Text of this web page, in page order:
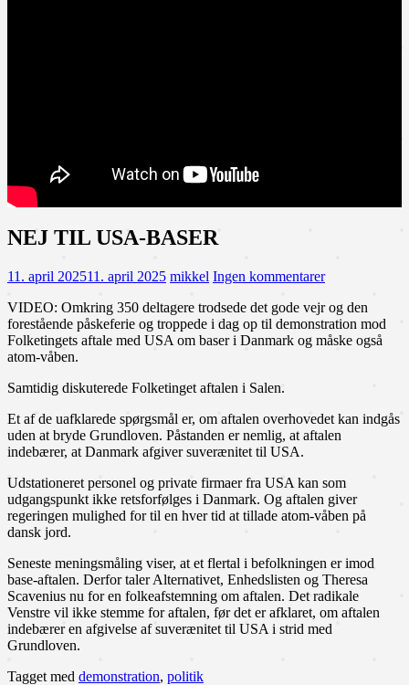
NEJ TIL USA-BASER
11. april 202511. april 2025 mikkel Ingen kommentarer
VIDEO: Omkring 350 deltagere trodsede det gode vejr og den
forestående påskeferie og troppede i dag op til demonstration mod
Folketingets aftale med USA om baser i Danmark og måske også
atom-våben.
Samtidig diskuterede Folketinget aftalen i Salen.
Et af de uafklarede spørgsmål er, om aftalen overhovedet kan indgås
uden at bryde Grundloven. Påstanden er nemlig, at aftalen
indebærer, at Danmark afgiver suverænitet til USA.
Udstationeret personel og private firmaer fra USA kan som
udgangspunkt ikke retsforfølges i Danmark. Og aftalen giver
regeringen mulighed for til en hver tid at tillade atom-våben på
dansk jord.
Seneste meningsmåling viser, at et flertal i befolkningen er imod
base-aftalen. Derfor taler Alternativet, Enhedslisten og Theresa
Scavenius nu for en folkeafstemning om aftalen. Det radikale
Venstre vil ikke stemme for aftalen, før det er afklaret, om aftalen
indebærer en afgivelse af suverænitet til USA i strid med
Grundloven.
Tagget med demonstration, politik